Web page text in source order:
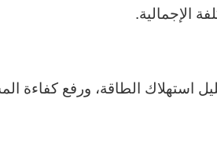
الإجمالية.
استهلاك الطاقة، ورفع كفاءة